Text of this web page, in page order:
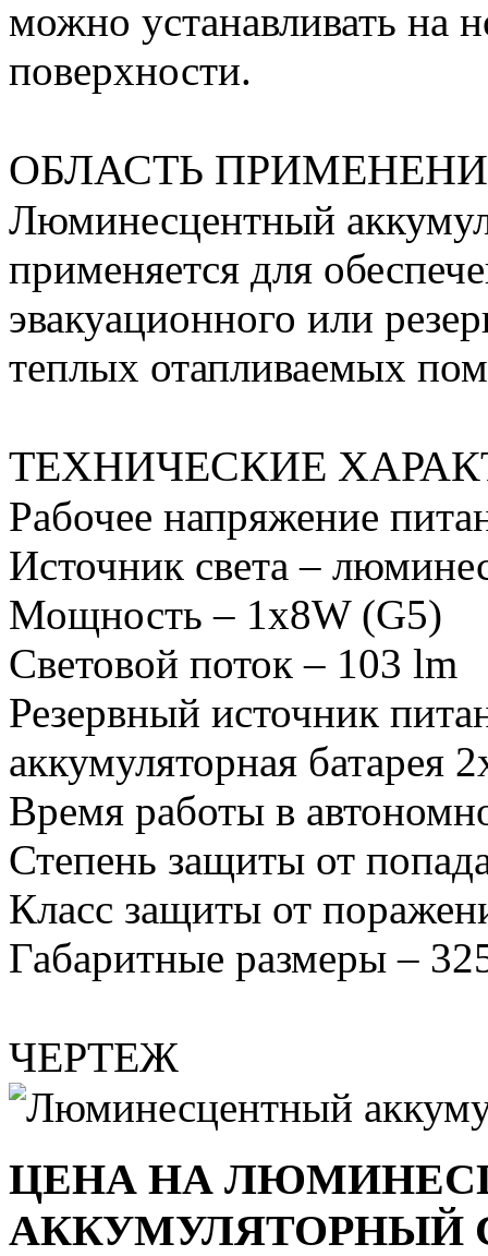
можно устанавливать на
поверхности.
ОБЛАСТЬ
Люминесцентный
применяется для
эвакуационного или
теплых отапливаемых
ТЕХНИЧЕСКИЕ
Рабочее напряжение
Источник света –
Мощность – 1х8W (G5)
Световой поток – 103 lm
Резервный источник
аккумуляторная батарея
Время работы в
Степень защиты от
Класс защиты от
Габаритные размеры –
ЧЕРТЕЖ
ЦЕНА НА
АККУМУЛЯТОРНЫЙ